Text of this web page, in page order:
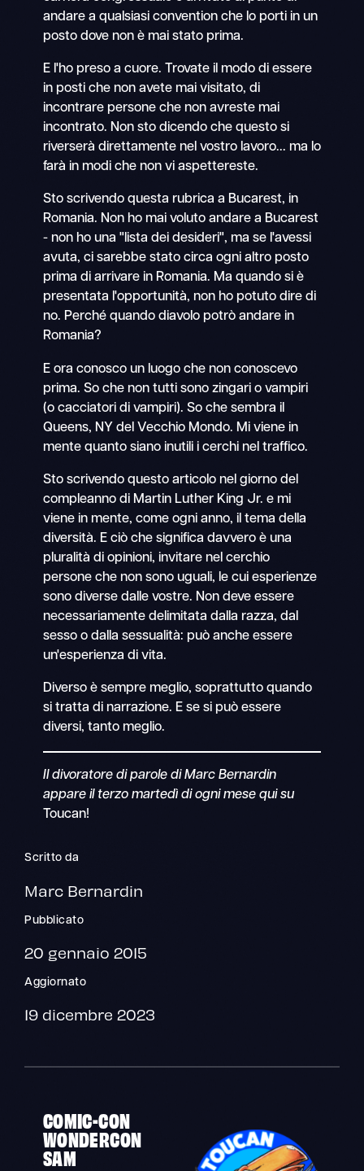
andare a qualsiasi convention che lo porti in un
posto dove non è mai stato prima.
E l'ho preso a cuore. Trovate il modo di essere
in posti che non avete mai visitato, di
incontrare persone che non avreste mai
incontrato. Non sto dicendo che questo si
riverserà direttamente nel vostro lavoro... ma lo
farà in modi che non vi aspettereste.
Sto scrivendo questa rubrica a Bucarest, in
Romania. Non ho mai voluto andare a Bucarest
- non ho una "lista dei desideri", ma se l'avessi
avuta, ci sarebbe stato circa ogni altro posto
prima di arrivare in Romania. Ma quando si è
presentata l'opportunità, non ho potuto dire di
no. Perché quando diavolo potrò andare in
Romania?
E ora conosco un luogo che non conoscevo
prima. So che non tutti sono zingari o vampiri
(o cacciatori di vampiri). So che sembra il
Queens, NY del Vecchio Mondo. Mi viene in
mente quanto siano inutili i cerchi nel traffico.
Sto scrivendo questo articolo nel giorno del
compleanno di Martin Luther King Jr. e mi
viene in mente, come ogni anno, il tema della
diversità. E ciò che significa davvero è una
pluralità di opinioni, invitare nel cerchio
persone che non sono uguali, le cui esperienze
sono diverse dalle vostre. Non deve essere
necessariamente delimitata dalla razza, dal
sesso o dalla sessualità: può anche essere
un'esperienza di vita.
Diverso è sempre meglio, soprattutto quando
si tratta di narrazione. E se si può essere
diversi, tanto meglio.
Il divoratore di parole di Marc Bernardin
appare il terzo martedì di ogni mese qui su
Toucan!
Scritto da
Marc Bernardin
Pubblicato
20 gennaio 2015
Aggiornato
19 dicembre 2023
COMIC-CON
WONDERCON
SAM